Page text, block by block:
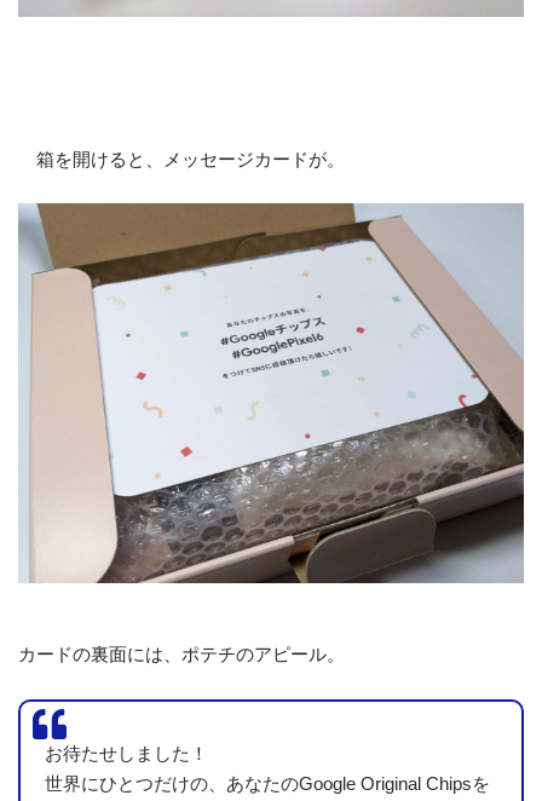
箱を開けると、メッセージカードが。
カードの裏面には、ポテチのアピール。
お待たせしました！
世界にひとつだけの、あなたのGoogle Original Chipsを